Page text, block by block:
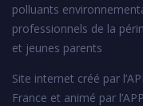
polluants
professionnels de la
et jeunes parents
Site internet créé par
France et animé par